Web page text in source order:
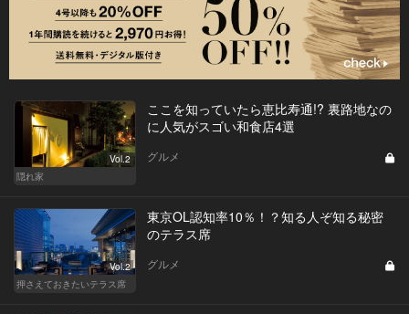
Vol.2
隠れ家
ここを知っていたら恵比寿通!? 裏路地なの
に人気がスゴい和食店4選
グルメ
Vol.2
押さえておきたいテラス席
東京OL認知率10％！？知る人ぞ知る秘密
のテラス席
グルメ